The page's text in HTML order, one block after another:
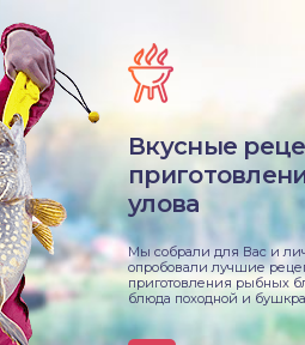
Вкусные
улова
Мы собрали для Вас и
опробовали лучшие
приготовления рыбных
блюда походной и